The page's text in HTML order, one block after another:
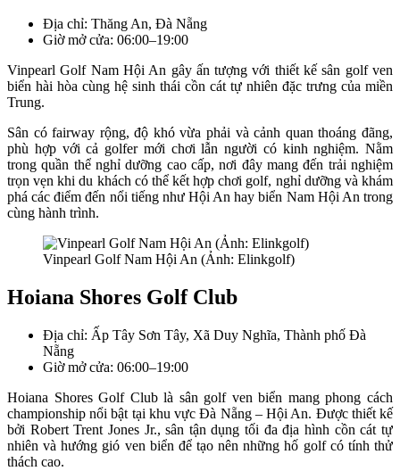
Địa chỉ: Thăng An, Đà Nẵng
Giờ mở cửa: 06:00–19:00
Vinpearl Golf Nam Hội An gây ấn tượng với thiết kế sân golf ven
biển hài hòa cùng hệ sinh thái cồn cát tự nhiên đặc trưng của miền
Trung.
Sân có fairway rộng, độ khó vừa phải và cảnh quan thoáng đãng,
phù hợp với cả golfer mới chơi lẫn người có kinh nghiệm. Nằm
trong quần thể nghỉ dưỡng cao cấp, nơi đây mang đến trải nghiệm
trọn vẹn khi du khách có thể kết hợp chơi golf, nghỉ dưỡng và khám
phá các điểm đến nổi tiếng như Hội An hay biển Nam Hội An trong
cùng hành trình.
Vinpearl Golf Nam Hội An (Ảnh: Elinkgolf)
Hoiana Shores Golf Club
Địa chỉ: Ấp Tây Sơn Tây, Xã Duy Nghĩa, Thành phố Đà
Nẵng
Giờ mở cửa: 06:00–19:00
Hoiana Shores Golf Club là sân golf ven biển mang phong cách
championship nổi bật tại khu vực Đà Nẵng – Hội An. Được thiết kế
bởi Robert Trent Jones Jr., sân tận dụng tối đa địa hình cồn cát tự
nhiên và hướng gió ven biển để tạo nên những hố golf có tính thử
thách cao.